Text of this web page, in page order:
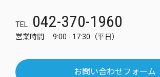
TEL : 042-370-1960
営業時間 9:00 - 17:30（平日）
お問い合わせフォーム